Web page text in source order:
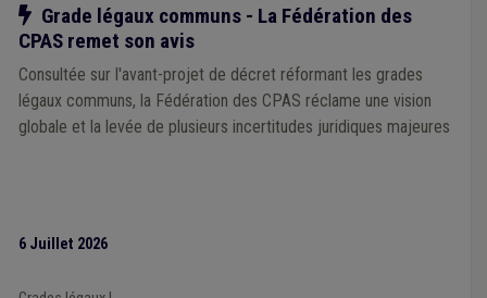
Notre action
Grade légaux communs - La Fédération des
CPAS remet son avis
Consultée sur l'avant-projet de décret réformant les grades
légaux communs, la Fédération des CPAS réclame une vision
globale et la levée de plusieurs incertitudes juridiques majeures
6 Juillet 2026